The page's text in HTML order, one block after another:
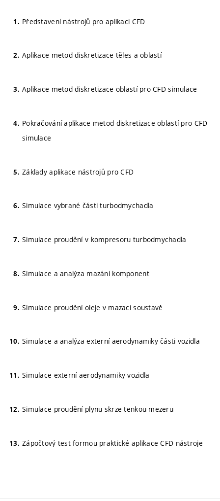
Představení nástrojů pro aplikaci CFD
Aplikace metod diskretizace těles a oblastí
Aplikace metod diskretizace oblastí pro CFD simulace
Pokračování aplikace metod diskretizace oblastí pro CFD
simulace
Základy aplikace nástrojů pro CFD
Simulace vybrané části turbodmychadla
Simulace proudění v kompresoru turbodmychadla
Simulace a analýza mazání komponent
Simulace proudění oleje v mazací soustavě
Simulace a analýza externí aerodynamiky části vozidla
Simulace externí aerodynamiky vozidla
Simulace proudění plynu skrze tenkou mezeru
Zápočtový test formou praktické aplikace CFD nástroje